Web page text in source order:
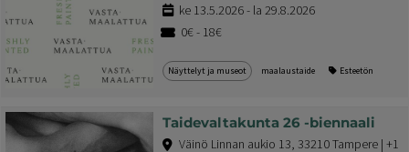
ke 13.5.2026 - la 29.8.2026
0€ - 18€
Näyttelyt ja museot maalaustaide Esteetön
Taidevaltakunta 26 -biennaali
Väinö Linnan aukio 13, 33210 Tampere | +1